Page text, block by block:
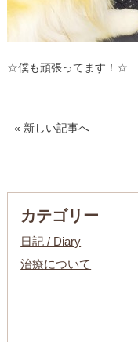
☆僕も頑張ってます！☆
« 新しい記事へ
カテゴリー
日記 / Diary
治療について